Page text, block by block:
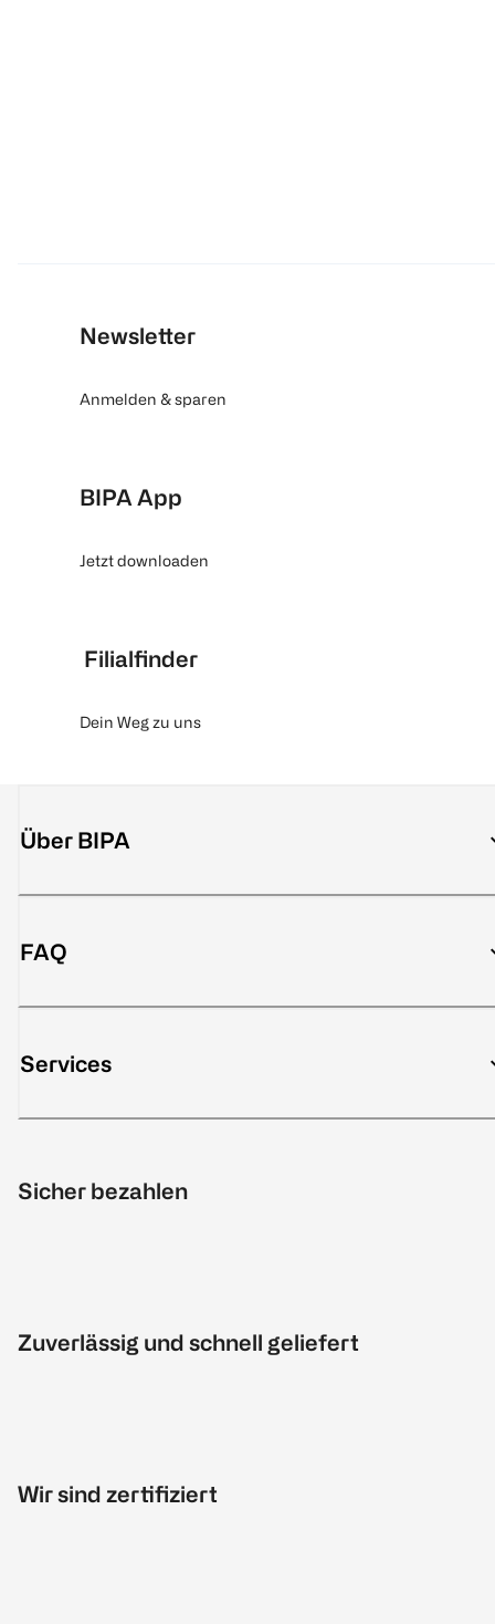
Newsletter
Anmelden & sparen
BIPA App
Jetzt downloaden
Filialfinder
Dein Weg zu uns
Über BIPA
FAQ
Services
Sicher bezahlen
Zuverlässig und schnell geliefert
Wir sind zertifiziert